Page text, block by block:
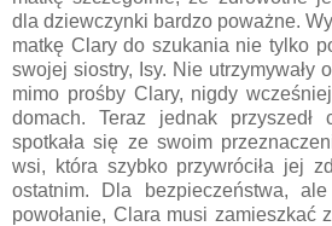
dla dziewczynki bardzo poważne.
matkę Clary do szukania nie tylko
swojej siostry, Isy. Nie utrzymywały
mimo prośby Clary, nigdy
domach. Teraz jednak przyszedł
spotkała się ze swoim
wsi, która szybko przywróciła jej
ostatnim. Dla bezpieczeństwa,
powołanie, Clara musi